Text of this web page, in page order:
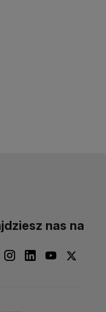
nas na